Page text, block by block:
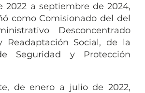
2022 a septiembre de 2024,
como Comisionado del del
Desconcentrado
Readaptación Social, de la
Seguridad y Protección
de enero a julio de 2022,